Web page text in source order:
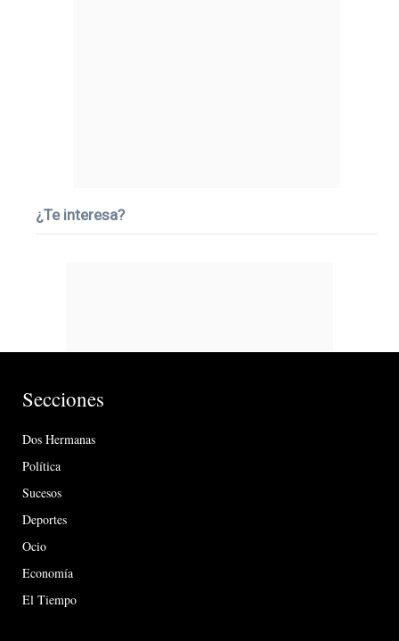
¿Te interesa?
Secciones
Dos Hermanas
Política
Sucesos
Deportes
Ocio
Economía
El Tiempo